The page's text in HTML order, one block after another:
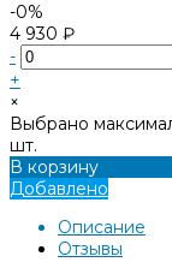
-0%
4 930 ₽
-
+
×
Выбрано
шт.
В корзину
Добавлено
Описание
Отзывы